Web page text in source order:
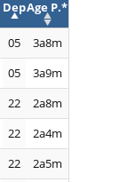
DepAge P.*
05
3a8m
05
3a9m
22
2a8m
22
2a4m
22
2a5m